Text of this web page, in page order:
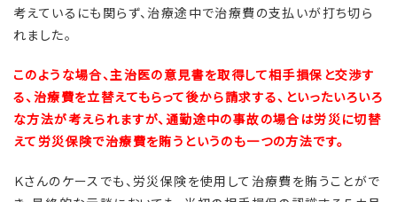
考えているにも関らず、治療途中で治療費の支払いが打ち切ら
れました。
このような場合、主治医の意見書を取得して相手損保と交渉す
る、治療費を立替えてもらって後から請求する、といったいろいろ
な方法が考えられますが、通勤途中の事故の場合は労災に切替
えて労災保険で治療費を賄うというのも一つの方法です。
Ｋさんのケースでも、労災保険を使用して治療費を賄うことがで